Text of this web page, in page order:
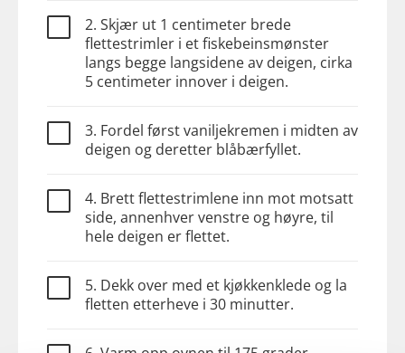
2. Skjær ut 1 centimeter brede
flettestrimler i et fiskebeinsmønster
langs begge langsidene av deigen, cirka
5 centimeter innover i deigen.
3. Fordel først vaniljekremen i midten av
deigen og deretter blåbærfyllet.
4. Brett flettestrimlene inn mot motsatt
side, annenhver venstre og høyre, til
hele deigen er flettet.
5. Dekk over med et kjøkkenklede og la
fletten etterheve i 30 minutter.